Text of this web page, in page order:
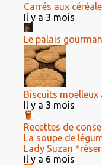
Carrés aux
Il y a 3 mois
Le palais
Biscuits moelleux
Il y a 3 mois
Recettes de
La soupe de
Lady Suzan
Il y a 6 mois